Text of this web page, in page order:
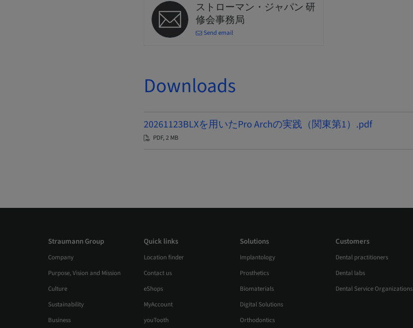
ストローマン・ジャパン 研
修会事務局
Send email
Downloads
20261123BLXを用いたPro Archの実践（関東第1）.pdf
PDF, 2 MB
Straumann Group
Company
Purpose, Vision and Mission
Culture
Sustainability
Business
Quick links
Location finder
Contact us
eShops
MyAccount
youTooth
Solutions
Implantology
Prosthetics
Biomaterials
Digital Solutions
Orthodontics
Customers
Dental practitioners
Dental labs
Dental Service Organizations